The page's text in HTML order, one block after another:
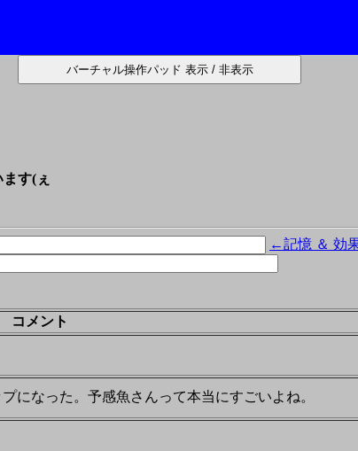
す(ぇ
←記憶 ＆ 効
コメント
になった。予感魚さんって本当にすごいよね。